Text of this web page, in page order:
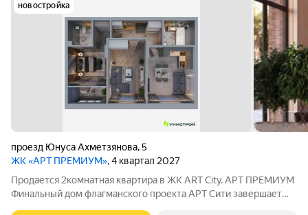
новостройка
проезд Юнуса Ахметзянова,5
ЖК «АРТ ПРЕМИУМ», 4 квартал 2027
Продается 2комнатная квартира в ЖК ART City. АРТ ПРЕМИУМ
Финальный дом флагманского проекта АРТ Сити завершает